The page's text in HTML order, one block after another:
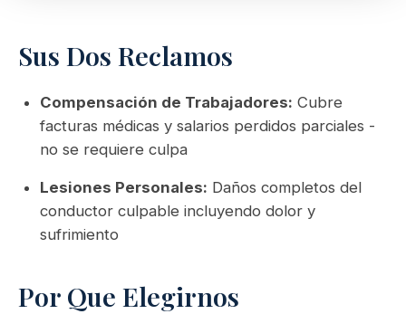
Sus Dos Reclamos
Compensación de Trabajadores: Cubre
facturas médicas y salarios perdidos parciales -
no se requiere culpa
Lesiones Personales: Daños completos del
conductor culpable incluyendo dolor y
sufrimiento
Por Que Elegirnos